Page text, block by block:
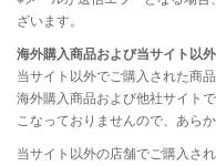
ざいます。
海外購入商品および当サイト以
当サイト以外でご購入された商
海外購入商品および他社サイト
こなっておりませんので、あら
当サイト以外の店舗でご購入さ